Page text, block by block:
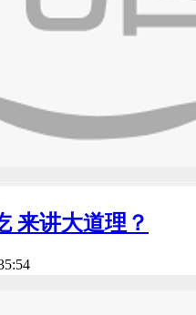
来讲大道理？